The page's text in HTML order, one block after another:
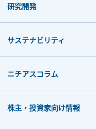
研究開発
サステナビリティ
ニチアスコラム
株主・投資家向け情報